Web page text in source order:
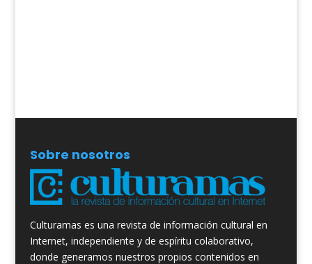
Sobre nosotros
Culturamas es una revista de información cultural en
Internet, independiente y de espíritu colaborativo,
donde generamos nuestros propios contenidos en